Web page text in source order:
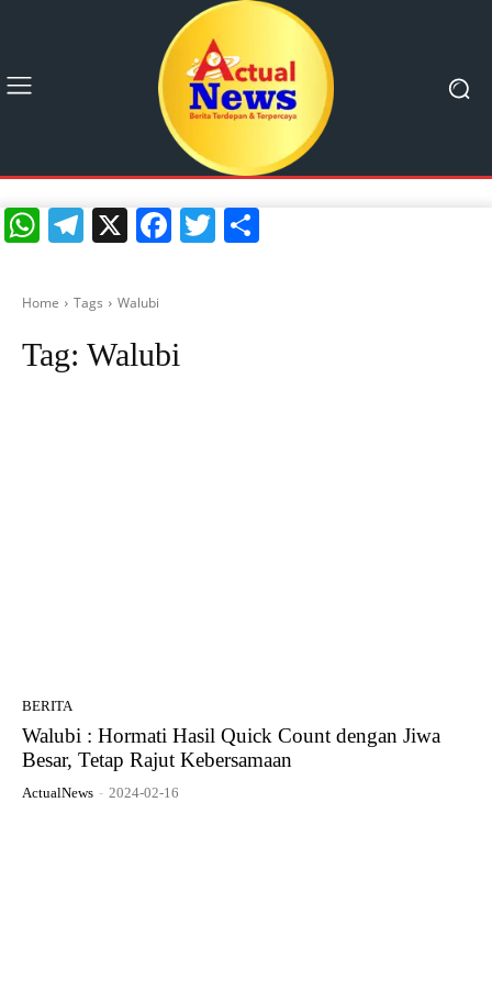
WhatsApp
Telegram
X Facebook
Twitter
Home Tags Walubi
Tag: Walubi
BERITA
Walubi : Hormati Hasil Quick Count dengan Jiwa
Besar, Tetap Rajut Kebersamaan
ActualNews - 2024-02-16